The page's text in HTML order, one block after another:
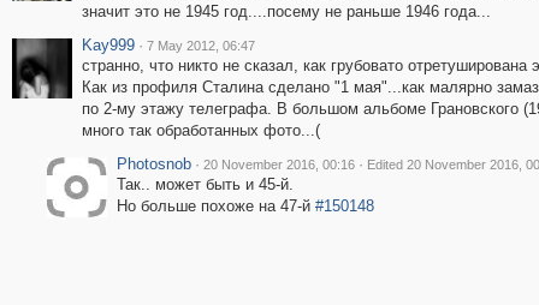
значит это не 1945 год....посему не раньше 1946 года...
Kay999 · 7 May 2012, 06:47
странно, что никто не сказал, как грубовато отретуширована
Как из профиля Сталина сделано "1 мая"...как малярно
по 2-му этажу телеграфа. В большом альбоме Грановского
много так обработанных фото...(
Photosnob · 20 November 2016, 00:16 · Edited 20 November 2016,
Так.. может быть и 45-й.
Но больше похоже на 47-й #150148